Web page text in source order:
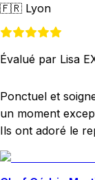
🇫🇷 Lyon
Évalué par Lisa
Ponctuel et
un moment
Ils ont adoré le